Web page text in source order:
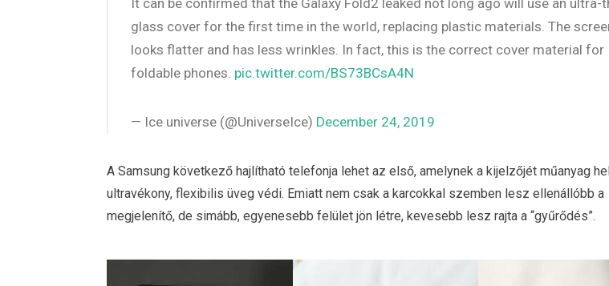
It can be confirmed that the Galaxy Fold2 leaked not long ago will use an ultra-
glass cover for the first time in the world, replacing plastic materials. The
looks flatter and has less wrinkles. In fact, this is the correct cover material for
foldable phones. pic.twitter.com/BS73BCsA4N
— Ice universe (@UniverseIce) December 24, 2019
A Samsung következő hajlítható telefonja lehet az első, amelynek a kijelzőjét műanyag
ultravékony, flexibilis üveg védi. Emiatt nem csak a karcokkal szemben lesz ellenállóbb a
megjelenítő, de simább, egyenesebb felület jön létre, kevesebb lesz rajta a “gyűrődés”.